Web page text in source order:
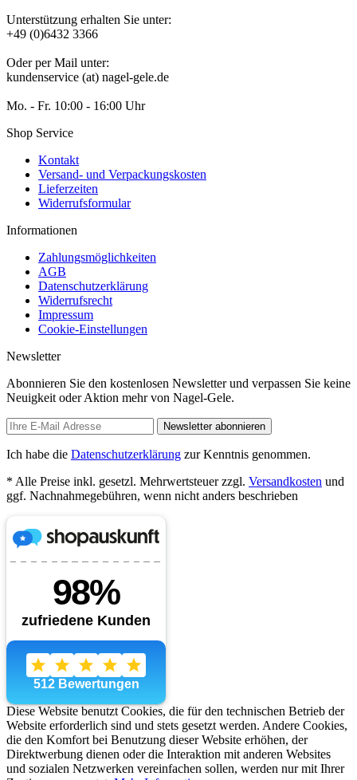
Unterstützung erhalten Sie unter:
+49 (0)6432 3366
Oder per Mail unter:
kundenservice (at) nagel-gele.de
Mo. - Fr. 10:00 - 16:00 Uhr
Shop Service
Kontakt
Versand- und Verpackungskosten
Lieferzeiten
Widerrufsformular
Informationen
Zahlungsmöglichkeiten
AGB
Datenschutzerklärung
Widerrufsrecht
Impressum
Cookie-Einstellungen
Newsletter
Abonnieren Sie den kostenlosen Newsletter und verpassen Sie keine
Neuigkeit oder Aktion mehr von Nagel-Gele.
Newsletter abonnieren
Ich habe die Datenschutzerklärung zur Kenntnis genommen.
* Alle Preise inkl. gesetzl. Mehrwertsteuer zzgl. Versandkosten und
ggf. Nachnahmegebühren, wenn nicht anders beschrieben
Diese Website benutzt Cookies, die für den technischen Betrieb der
Website erforderlich sind und stets gesetzt werden. Andere Cookies,
die den Komfort bei Benutzung dieser Website erhöhen, der
Direktwerbung dienen oder die Interaktion mit anderen Websites
und sozialen Netzwerken vereinfachen sollen, werden nur mit Ihrer